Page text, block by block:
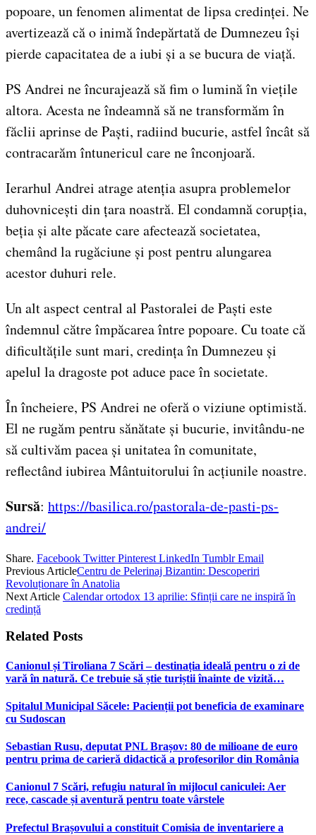
popoare, un fenomen alimentat de lipsa credinței. Ne
avertizează că o inimă îndepărtată de Dumnezeu își
pierde capacitatea de a iubi și a se bucura de viață.
PS Andrei ne încurajează să fim o lumină în viețile
altora. Acesta ne îndeamnă să ne transformăm în
făclii aprinse de Paști, radiind bucurie, astfel încât să
contracarăm întunericul care ne înconjoară.
Ierarhul Andrei atrage atenția asupra problemelor
duhovnicești din țara noastră. El condamnă corupția,
beția și alte păcate care afectează societatea,
chemând la rugăciune și post pentru alungarea
acestor duhuri rele.
Un alt aspect central al Pastoralei de Paști este
îndemnul către împăcarea între popoare. Cu toate că
dificultățile sunt mari, credința în Dumnezeu și
apelul la dragoste pot aduce pace în societate.
În încheiere, PS Andrei ne oferă o viziune optimistă.
El ne rugăm pentru sănătate și bucurie, invitându-ne
să cultivăm pacea și unitatea în comunitate,
reflectând iubirea Mântuitorului în acțiunile noastre.
Sursă: https://basilica.ro/pastorala-de-pasti-ps-
andrei/
Share. Facebook Twitter Pinterest LinkedIn Tumblr Email
Previous ArticleCentru de Pelerinaj Bizantin: Descoperiri
Revoluționare în Anatolia
Next Article Calendar ortodox 13 aprilie: Sfinții care ne inspiră în
credință
Related Posts
Canionul și Tiroliana 7 Scări – destinația ideală pentru o zi de
vară în natură. Ce trebuie să știe turiștii înainte de vizită…
Spitalul Municipal Săcele: Pacienții pot beneficia de examinare
cu Sudoscan
Sebastian Rusu, deputat PNL Brașov: 80 de milioane de euro
pentru prima de carieră didactică a profesorilor din România
Canionul 7 Scări, refugiu natural în mijlocul caniculei: Aer
rece, cascade și aventură pentru toate vârstele
Prefectul Brașovului a constituit Comisia de inventariere a